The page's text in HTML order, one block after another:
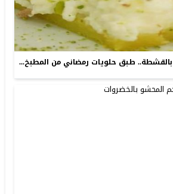
طبق حلويات رمضاني من المطبخ...